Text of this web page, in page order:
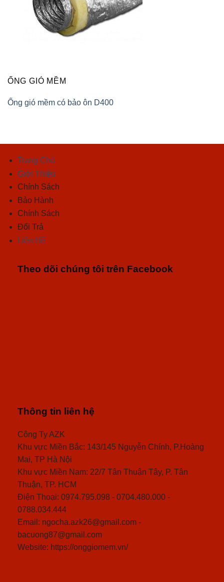
ỐNG GIÓ MỀM
Ống gió mềm có bảo ôn D400
Trang Chủ
Giới Thiệu
Chính Sách
Bảo Hành
Chính Sách
Đổi Trả
Liên Hệ
Theo dõi chúng tôi trên Facebook
Thông tin liên hệ
Công Ty AZK
Khu vực Miền Bắc: 143/145 Nguyễn Chính, P.Hoàng
Mai, TP Hà Nội
Khu vực Miền Nam: 22/7 Tân Thuận Tây, P. Tân
Thuận, TP. HCM
Điện Thoại: 0974.795.098 - 0704.480.000 -
0788.034.444
Email: ngocha.azk26@gmail.com -
bacuong87@gmail.com
Website: https://onggiomem.vn/